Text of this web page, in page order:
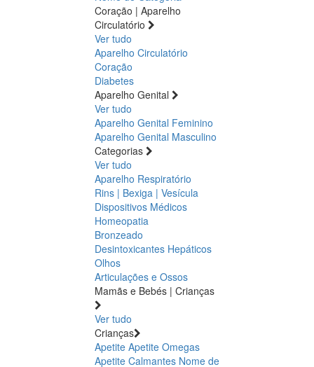
Coração | Aparelho
Circulatório
Ver tudo
Aparelho Circulatório
Coração
Diabetes
Aparelho Genital
Ver tudo
Aparelho Genital Feminino
Aparelho Genital Masculino
Categorias
Ver tudo
Aparelho Respiratório
Rins | Bexiga | Vesícula
Dispositivos Médicos
Homeopatia
Bronzeado
Desintoxicantes Hepáticos
Olhos
Articulações e Ossos
Mamãs e Bebés | Crianças
Ver tudo
Crianças
Apetite Apetite Omegas
Apetite Calmantes Nome de